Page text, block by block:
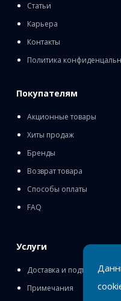
Статьи
Карьера
Контакты
Политика
Покупателям
Акционные товары
Хиты продаж
Бренды
Возврат товара
Способы оплаты
FAQ
Услуги
Доставка и подъём
Примечания